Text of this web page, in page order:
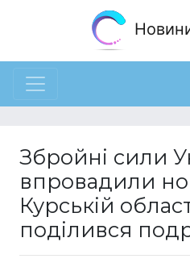
Збройні сили
впровадили
Курській
поділився